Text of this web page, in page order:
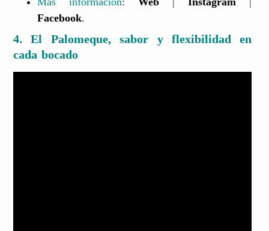
Facebook.
4. El Palomeque, sabor y flexibilidad en
cada bocado